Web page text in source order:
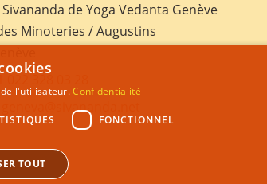
de Yoga Vedanta Genève
Minoteries / Augustins
geneva@sivananda.net
de l'utilisateur.Confidentialité
FONCTIONNEL
TOUT